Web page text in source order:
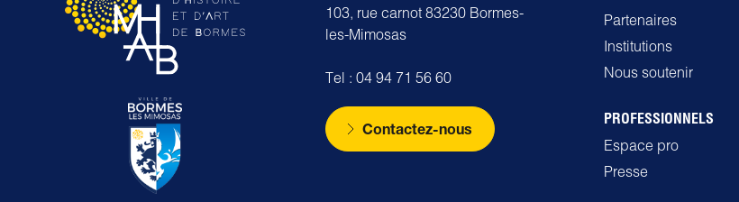
103, rue carnot 83230 Bormes-
les-Mimosas
Tel : 04 94 71 56 60
Contactez-nous
Partenaires
Institutions
Nous soutenir
PROFESSIONNELS
Espace pro
Presse